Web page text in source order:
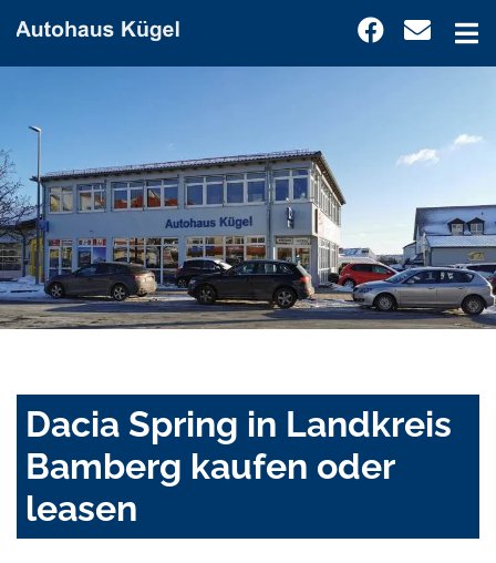
Dacia Spring in Landkreis
Bamberg kaufen oder
leasen